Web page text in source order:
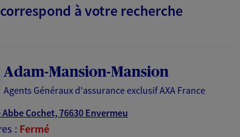
à votre recherche
Adam-Mansion-Mansion
Agents Généraux d'assurance exclusif AXA France
Abbe Cochet, 76630 Envermeu
: Fermé